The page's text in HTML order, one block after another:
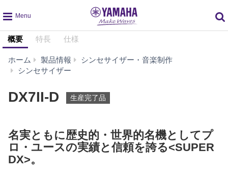
global
navigation
概要 特長 仕様
ホーム 製品情報
シンセサイザー・音楽制作
シンセサイザー
DX7II-D 生産完了品
名実ともに歴史的・世界的名機としてプ
ロ・ユースの実績と信頼を誇る<SUPER
DX>。